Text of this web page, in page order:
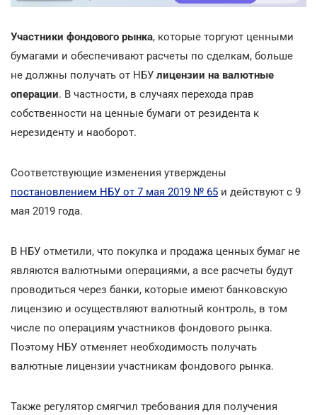
Участники фондового рынка, которые торгуют ценными
бумагами и обеспечивают расчеты по сделкам, больше
не должны получать от НБУ лицензии на валютные
операции. В частности, в случаях перехода прав
собственности на ценные бумаги от резидента к
нерезиденту и наоборот.
Соответствующие изменения утверждены
постановлением НБУ от 7 мая 2019 № 65 и действуют с 9
мая 2019 года.
В НБУ отметили, что покупка и продажа ценных бумаг не
являются валютными операциями, а все расчеты будут
проводиться через банки, которые имеют банковскую
лицензию и осуществляют валютный контроль, в том
числе по операциям участников фондового рынка.
Поэтому НБУ отменяет необходимость получать
валютные лицензии участникам фондового рынка.
Также регулятор смягчил требования для получения